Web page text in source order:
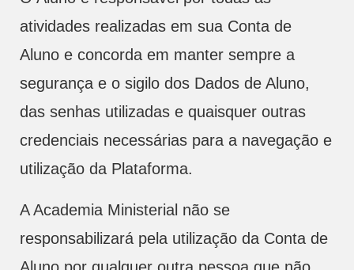
atividades realizadas em sua Conta de
Aluno e concorda em manter sempre a
segurança e o sigilo dos Dados de Aluno,
das senhas utilizadas e quaisquer outras
credenciais necessárias para a navegação e
utilização da Plataforma.
A Academia Ministerial não se
responsabilizará pela utilização da Conta de